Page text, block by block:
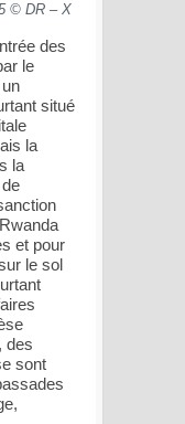
© DR – X
des
le
situé
la
la
et pour
le sol
des
sont